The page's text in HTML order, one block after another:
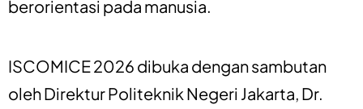
berorientasi pada manusia.
ISCOMICE 2026 dibuka dengan sambutan
oleh Direktur Politeknik Negeri Jakarta, Dr.